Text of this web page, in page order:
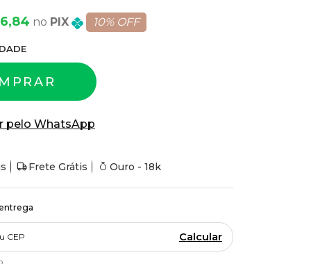
PIX 10% OFF
pelo WhatsApp
Frete Grátis Ouro - 18k
Calcular